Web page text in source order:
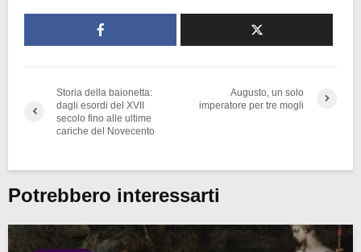
Storia della baionetta:
dagli esordi del XVII
secolo fino alle ultime
cariche del Novecento
Augusto, un solo
imperatore per tre mogli
Potrebbero interessarti